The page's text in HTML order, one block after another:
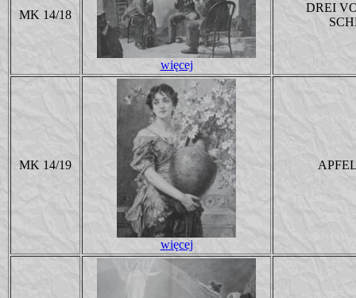
MK 14/18
więcej
DREI
MK 14/19
więcej